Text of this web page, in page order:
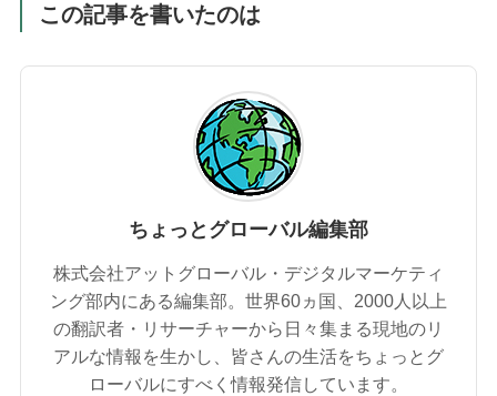
この記事を書いたのは
ちょっとグローバル編集部
株式会社アットグローバル・デジタルマーケティ
ング部内にある編集部。世界60ヵ国、2000人以上
の翻訳者・リサーチャーから日々集まる現地のリ
アルな情報を生かし、皆さんの生活をちょっとグ
ローバルにすべく情報発信しています。